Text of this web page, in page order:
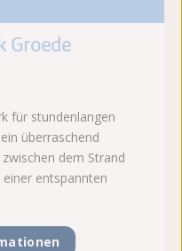
Groede
für stundenlangen
überraschend
dem Strand
entspannten